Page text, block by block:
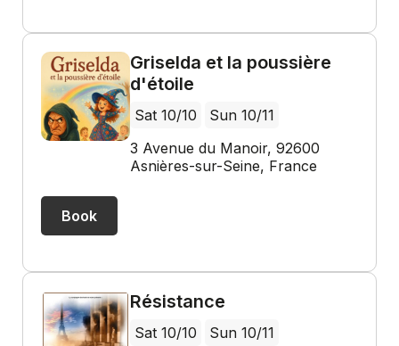
Griselda et la poussière
d'étoile
Sat 10/10
Sun 10/11
3 Avenue du Manoir, 92600
Asnières-sur-Seine, France
Book
Résistance
Sat 10/10
Sun 10/11